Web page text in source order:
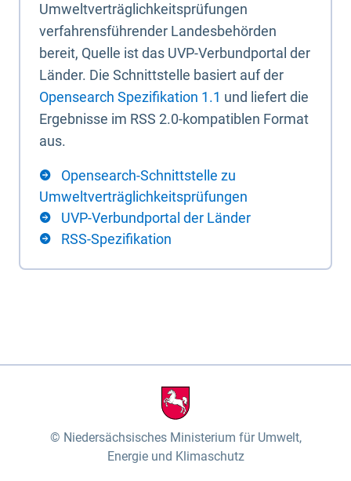
Umweltverträglichkeitsprüfungen
verfahrensführender Landesbehörden
bereit, Quelle ist das UVP-Verbundportal der
Länder. Die Schnittstelle basiert auf der
Opensearch Spezifikation 1.1 und liefert die
Ergebnisse im RSS 2.0-kompatiblen Format
aus.
Opensearch-Schnittstelle zu
Umweltverträglichkeitsprüfungen
UVP-Verbundportal der Länder
RSS-Spezifikation
Niedersächsisches Ministerium für Umwelt,
Energie und Klimaschutz